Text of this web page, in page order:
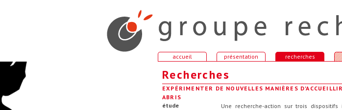
accueil présentation recherches
Recherches
EXPÉRIMENTER DE NOUVELLES MANIÈRES
ABRIS
étude
Une recherche-action sur trois